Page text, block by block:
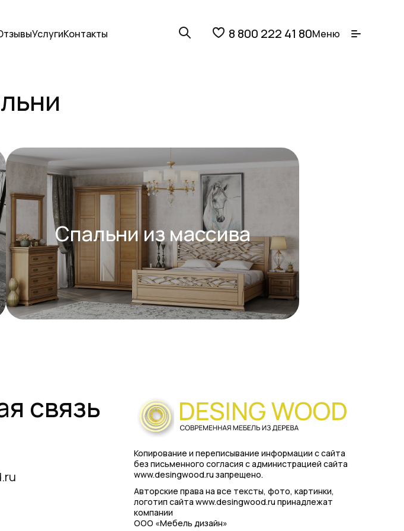
УслугиКонтакты 8 800 222 41 80Меню
Спальни из массива
связь
Копирование и переписывание информации с сайта
без письменного согласия с администрацией сайта
www.desingwood.ru запрещено.
Авторские права на все тексты, фото, картинки,
логотип сайта www.desingwood.ru принадлежат
компании
ООО «Мебель дизайн»